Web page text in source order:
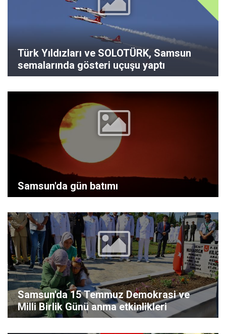
Türk Yıldızları ve SOLOTÜRK, Samsun
semalarında gösteri uçuşu yaptı
Samsun'da gün batımı
Samsun'da 15 Temmuz Demokrasi ve
Milli Birlik Günü anma etkinlikleri